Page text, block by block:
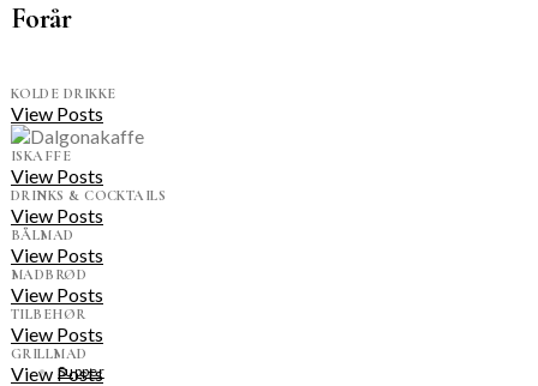
Forår
KOLDE DRIKKE
View Posts
ISKAFFE
View Posts
DRINKS & COCKTAILS
View Posts
BÅLMAD
View Posts
MADBRØD
View Posts
TILBEHØR
View Posts
GRILLMAD
View Posts
Supper